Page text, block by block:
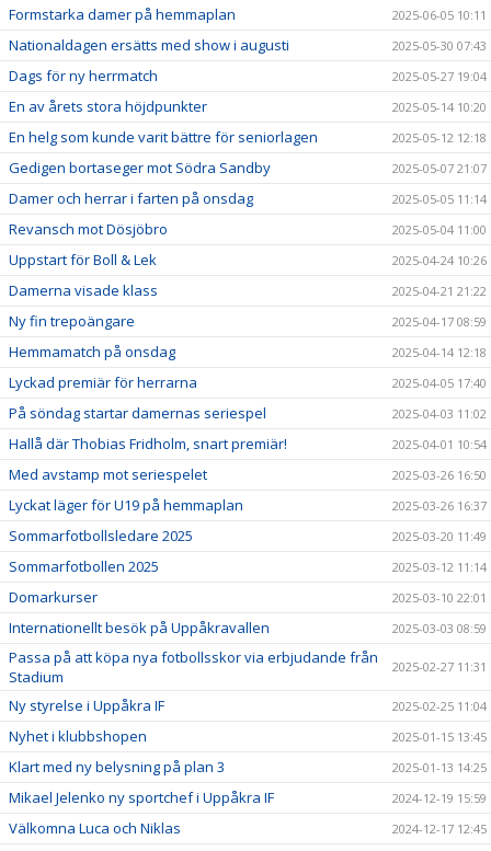
Formstarka damer på hemmaplan 2025-06-05 10:11
Nationaldagen ersätts med show i augusti 2025-05-30 07:43
Dags för ny herrmatch 2025-05-27 19:04
En av årets stora höjdpunkter 2025-05-14 10:20
En helg som kunde varit bättre för seniorlagen 2025-05-12 12:18
Gedigen bortaseger mot Södra Sandby 2025-05-07 21:07
Damer och herrar i farten på onsdag 2025-05-05 11:14
Revansch mot Dösjöbro 2025-05-04 11:00
Uppstart för Boll & Lek 2025-04-24 10:26
Damerna visade klass 2025-04-21 21:22
Ny fin trepoängare 2025-04-17 08:59
Hemmamatch på onsdag 2025-04-14 12:18
Lyckad premiär för herrarna 2025-04-05 17:40
På söndag startar damernas seriespel 2025-04-03 11:02
Hallå där Thobias Fridholm, snart premiär! 2025-04-01 10:54
Med avstamp mot seriespelet 2025-03-26 16:50
Lyckat läger för U19 på hemmaplan 2025-03-26 16:37
Sommarfotbollsledare 2025 2025-03-20 11:49
Sommarfotbollen 2025 2025-03-12 11:14
Domarkurser 2025-03-10 22:01
Internationellt besök på Uppåkravallen 2025-03-03 08:59
Passa på att köpa nya fotbollsskor via erbjudande från
Stadium
2025-02-27 11:31
Ny styrelse i Uppåkra IF 2025-02-25 11:04
Nyhet i klubbshopen 2025-01-15 13:45
Klart med ny belysning på plan 3 2025-01-13 14:25
Mikael Jelenko ny sportchef i Uppåkra IF 2024-12-19 15:59
Välkomna Luca och Niklas 2024-12-17 12:45